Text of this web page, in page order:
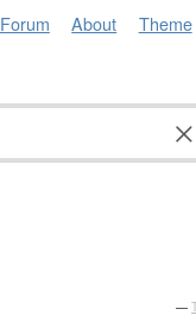
Forum About Theme
—